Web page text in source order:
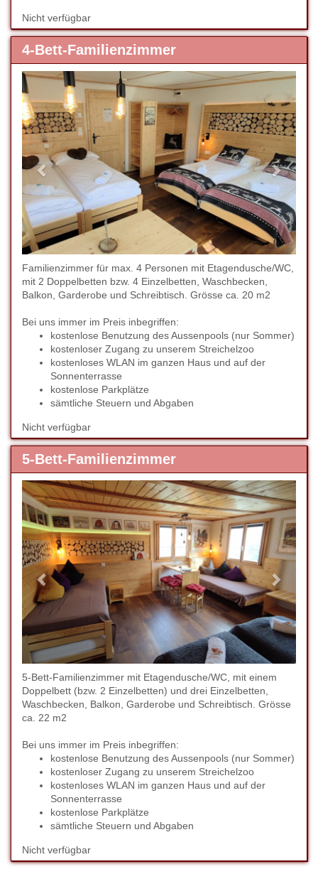
Nicht verfügbar
4-Bett-Familienzimmer
Previous
Next
Familienzimmer für max. 4 Personen mit Etagendusche/WC,
mit 2 Doppelbetten bzw. 4 Einzelbetten, Waschbecken,
Balkon, Garderobe und Schreibtisch. Grösse ca. 20 m2
Bei uns immer im Preis inbegriffen:
kostenlose Benutzung des Aussenpools (nur Sommer)
kostenloser Zugang zu unserem Streichelzoo
kostenloses WLAN im ganzen Haus und auf der
Sonnenterrasse
kostenlose Parkplätze
sämtliche Steuern und Abgaben
Nicht verfügbar
5-Bett-Familienzimmer
Previous
Next
5-Bett-Familienzimmer mit Etagendusche/WC, mit einem
Doppelbett (bzw. 2 Einzelbetten) und drei Einzelbetten,
Waschbecken, Balkon, Garderobe und Schreibtisch. Grösse
ca. 22 m2
Bei uns immer im Preis inbegriffen:
kostenlose Benutzung des Aussenpools (nur Sommer)
kostenloser Zugang zu unserem Streichelzoo
kostenloses WLAN im ganzen Haus und auf der
Sonnenterrasse
kostenlose Parkplätze
sämtliche Steuern und Abgaben
Nicht verfügbar